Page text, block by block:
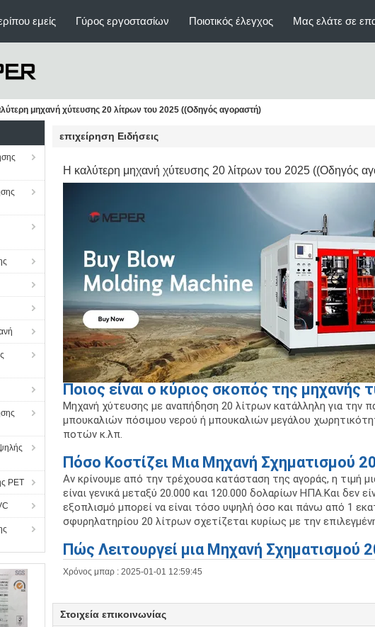
εμείς Γύρος εργοστασίων Ποιοτικός έλεγχος Μας ελάτε σε
μηχανή χύτευσης 20 λίτρων του 2025 ((Οδηγός αγοραστή)
PET
επιχείρηση Ειδήσεις
Η καλύτερη μηχανή χύτευσης 20 λίτρων του 2025 ((Οδηγός
Ποιος είναι ο κύριος σκοπός της μηχανής
Μηχανή χύτευσης με αναπήδηση 20 λίτρων κατάλληλη για την
μπουκαλιών πόσιμου νερού ή μπουκαλιών μεγάλου
ποτών κ.λπ.
Πόσο Κοστίζει Μια Μηχανή Σχηματισμού
Αν κρίνουμε από την τρέχουσα κατάσταση της αγοράς, η τιμή
είναι γενικά μεταξύ 20.000 και 120.000 δολαρίων ΗΠΑ.Και δεν
εξοπλισμό μπορεί να είναι τόσο υψηλή όσο και πάνω από 1
σφυρηλατηρίου 20 λίτρων σχετίζεται κυρίως με την
Πώς Λειτουργεί μια Μηχανή Σχηματισμού
Χρόνος μπαρ : 2025-01-01 12:59:45
Στοιχεία επικοινωνίας